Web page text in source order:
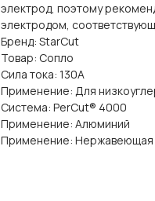
электрод, поэтому
электродом,
Бренд: StarCut
Товар: Сопло
Сила тока: 130А
Применение: Для
Система: PerCut® 4000
Применение: Алюминий
Применение: Нержавеющая